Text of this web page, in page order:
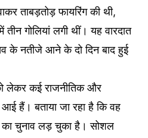
ताबड़तोड़ फायरिंग की थी,
गोलियां लगी थीं। यह वारदात
के नतीजे आने के दो दिन बाद हुई
लेकर कई राजनीतिक और
आई हैं। बताया जा रहा है कि वह
का चुनाव लड़ चुका है। सोशल